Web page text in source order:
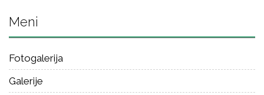
Meni
Fotogalerija
Galerije